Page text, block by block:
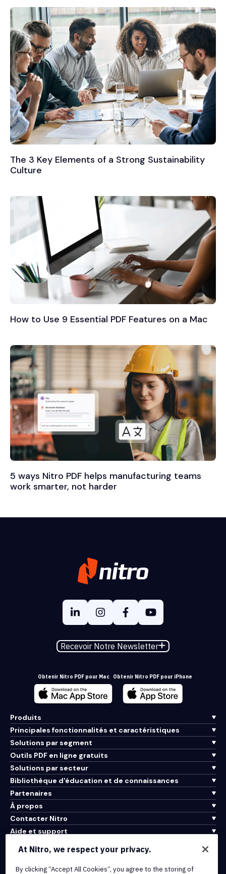
The 3 Key Elements of a Strong Sustainability
Culture
How to Use 9 Essential PDF Features on a Mac
5 ways Nitro PDF helps manufacturing teams
work smarter, not harder
Recevoir Notre Newsletter
Obtenir Nitro PDF pour Mac Obtenir Nitro PDF pour iPhone
Produits
Principales fonctionnalités et caractéristiques
Solutions par segment
Outils PDF en ligne gratuits
Solutions par secteur
Bibliothèque d'éducation et de connaissances
Partenaires
À propos
Contacter Nitro
Aide et support
Conditions d'utilisation
At Nitro, we respect your privacy.
By clicking “Accept All Cookies”, you agree to the storing of